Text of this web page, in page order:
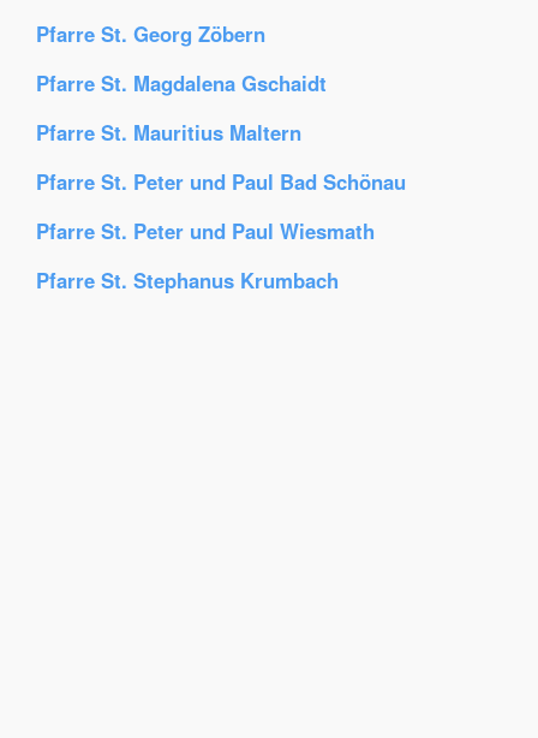
Pfarre St. Georg Zöbern
Pfarre St. Magdalena Gschaidt
Pfarre St. Mauritius Maltern
Pfarre St. Peter und Paul Bad Schönau
Pfarre St. Peter und Paul Wiesmath
Pfarre St. Stephanus Krumbach